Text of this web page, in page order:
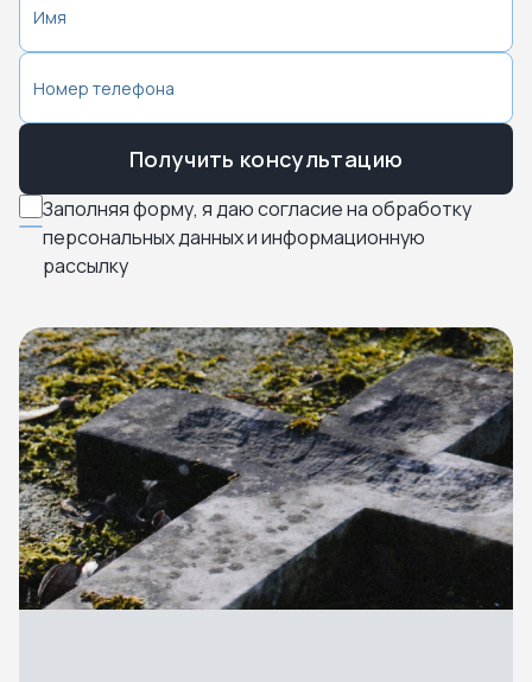
Заполняя форму, я даю согласие на обработку
персональных данных и информационную
рассылку
Получить консультацию